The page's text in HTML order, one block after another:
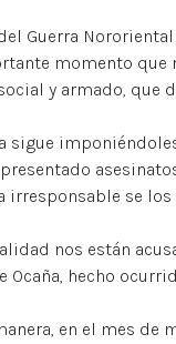
Guerra
momento que
y armado, que
sigue
irresponsable se los
nos están
Ocaña, hecho
en el mes de